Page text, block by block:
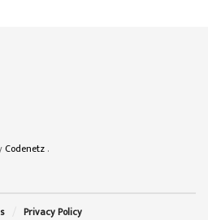
Codenetz .
Privacy Policy